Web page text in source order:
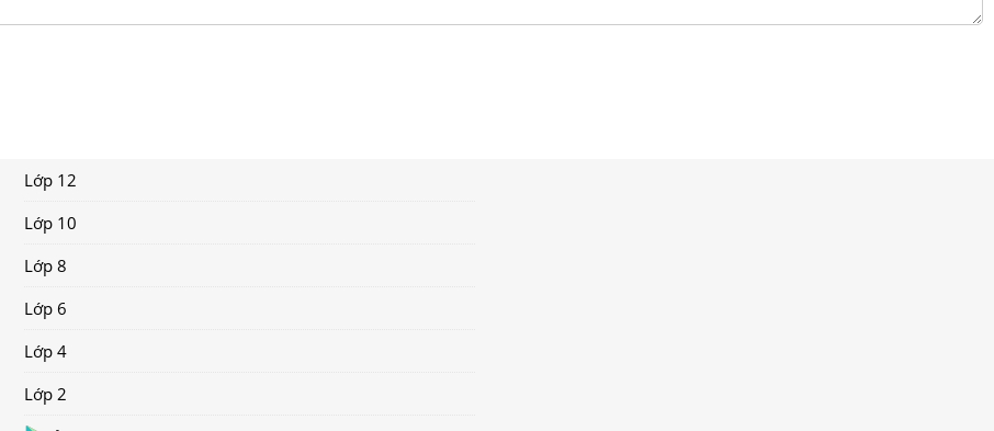
Lớp 12
Lớp 10
Lớp 8
Lớp 6
Lớp 4
Lớp 2